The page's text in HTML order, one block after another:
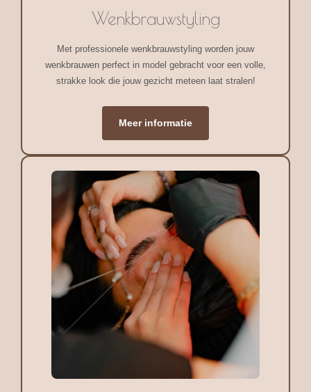
Wenkbrauwstyling
Met professionele wenkbrauwstyling worden jouw
wenkbrauwen perfect in model gebracht voor een volle,
strakke look die jouw gezicht meteen laat stralen!
Meer informatie